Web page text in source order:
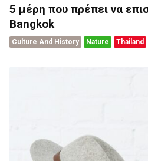
5 μέρη που πρέπει να
Bangkok
Culture And History Nature Thailand